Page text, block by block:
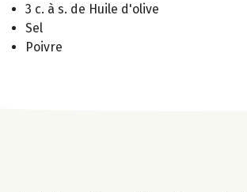
3 c. à s. de Huile d'olive
Sel
Poivre